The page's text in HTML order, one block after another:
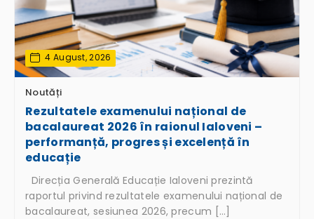
4 August, 2026
Noutăți
Rezultatele examenului național de
bacalaureat 2026 în raionul Ialoveni –
performanță, progres și excelență în
educație
Direcția Generală Educație Ialoveni prezintă
raportul privind rezultatele examenului național de
bacalaureat, sesiunea 2026, precum […]